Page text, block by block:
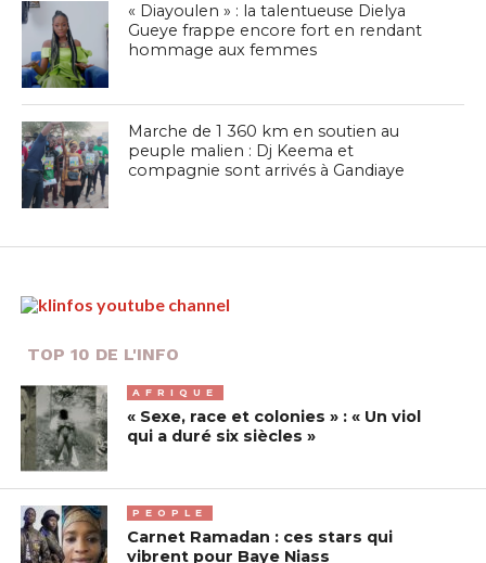
« Diayoulen » : la talentueuse Dielya
Gueye frappe encore fort en rendant
hommage aux femmes
Marche de 1 360 km en soutien au
peuple malien : Dj Keema et
compagnie sont arrivés à Gandiaye
TOP 10 DE L'INFO
AFRIQUE
« Sexe, race et colonies » : « Un viol
qui a duré six siècles »
PEOPLE
Carnet Ramadan : ces stars qui
vibrent pour Baye Niass